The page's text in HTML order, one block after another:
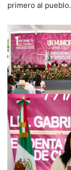
primero al pueblo.